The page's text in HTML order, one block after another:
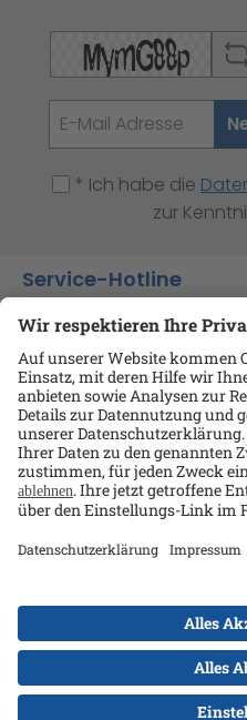
* Ich habe die
zur
Service-Hotline
Shop-Service
Informationen
Ansprechpartner
Alle Preise exkl.
Versandkostenund ggf.
nicht